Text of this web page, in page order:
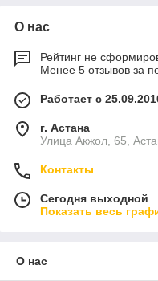
О нас
Рейтинг не
Менее 5 отзывов за
Работает с
г. Астана
Улица Акжол, 65,
Контакты
Сегодня выходной
Показать весь
О нас